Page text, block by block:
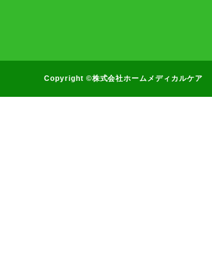
Copyright ©株式会社ホームメディカルケア